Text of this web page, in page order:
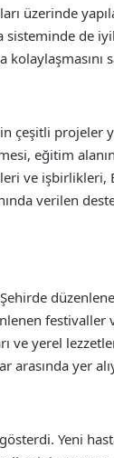
üzerinde
de
çeşitli projeler
eğitim
ve işbirlikleri,
verilen
festivaller
ve yerel
arasında yer
Yeni